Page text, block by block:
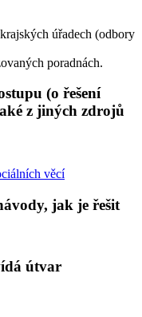
úřadech (odbory
poradnách.
(o řešení
z jiných zdrojů
věcí
jak je řešit
útvar